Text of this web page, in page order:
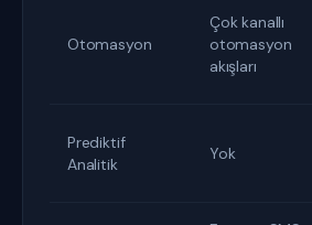
Otomasyon
Çok kanallı
otomasyon
akışları
Prediktif
Analitik
Yok